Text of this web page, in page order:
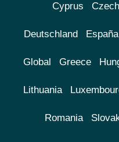
Cyprus
Deutschland España
Global Greece
Lithuania
Romania